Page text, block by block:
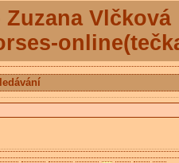
Vlčková